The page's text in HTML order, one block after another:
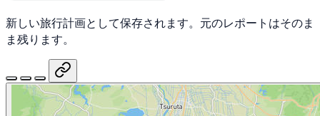
新しい旅行計画として保存されます。元のレポートはそのま
ま残ります。